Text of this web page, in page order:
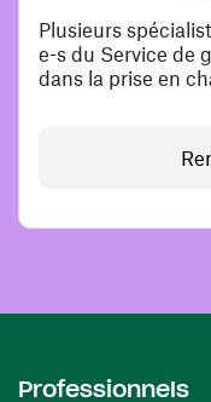
Plusieurs
e-s du Service de
dans la prise en
Professionnels